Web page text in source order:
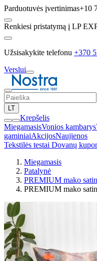
Parduotuvės įvertinimas+10
Renkiesi pristatymą į LP
Užsisakykite telefonu +370
Verslui
LT
Krepšelis
MiegamasisVonios kambarys
gaminiaiAkcijosNaujienos
Tekstilės testai Dovanų
Miegamasis
Patalynė
PREMIUM mako
PREMIUM mako